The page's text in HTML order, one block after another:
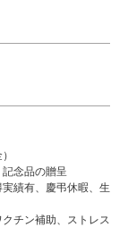
念品の贈呈
績有、慶弔休暇、生
チン補助、ストレス